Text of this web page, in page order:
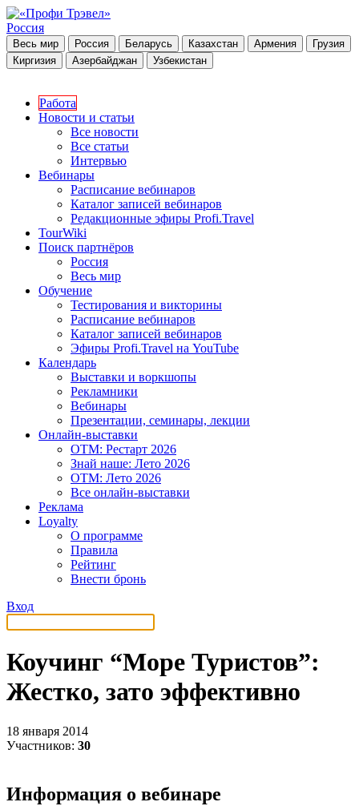
Россия
Весь мир Россия Беларусь Казахстан Армения
Грузия
Киргизия
Азербайджан Узбекистан
Работа
Новости и статьи
Все новости
Все статьи
Интервью
Вебинары
Расписание вебинаров
Каталог записей вебинаров
Редакционные эфиры Profi.Travel
TourWiki
Поиск партнёров
Россия
Весь мир
Обучение
Тестирования и викторины
Расписание вебинаров
Каталог записей вебинаров
Эфиры Profi.Travel на YouTube
Календарь
Выставки и воркшопы
Рекламники
Вебинары
Презентации, семинары, лекции
Онлайн-выставки
OTM: Рестарт 2026
Знай наше: Лето 2026
OTM: Лето 2026
Все онлайн-выставки
Реклама
Loyalty
О программе
Правила
Рейтинг
Внести бронь
Вход
Коучинг “Море Туристов”:
Жестко, зато эффективно
18 января 2014
Участников: 30
Информация о вебинаре